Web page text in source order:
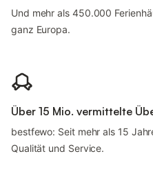
Und mehr als 450.000
ganz Europa.
Über 15 Mio. vermittelte
bestfewo: Seit mehr als 15
Qualität und Service.